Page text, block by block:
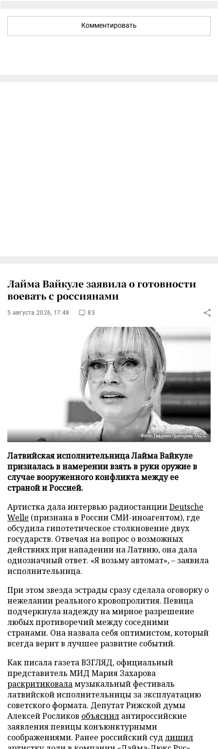
Комментировать
Лайма Вайкуле заявила о готовности
воевать с россиянами
5 августа 2026, 17:48 83
Фото: Гавриил Григоров/ТАСС
Латвийская исполнительница Лайма Вайкуле
призналась в намерении взять в руки оружие в
случае вооруженного конфликта между ее
страной и Россией.
Артистка дала интервью радиостанцииDeutsche
Welle (признана в России СМИ-иноагентом), где
обсудила гипотетическое столкновение двух
государств. Отвечая на вопрос о возможных
действиях при нападении на Латвию, она дала
однозначный ответ. «Я возьму автомат», – заявила
исполнительница.
При этом звезда эстрады сразу сделала оговорку о
нежелании реального кровопролития. Певица
подчеркнула надежду на мирное разрешение
любых противоречий между соседними
странами. Она назвала себя оптимистом, который
всегда верит в лучшее развитие событий.
Как писала газета ВЗГЛЯД, официальный
представитель МИД Мария Захарова
раскритиковаламузыкальный фестиваль
латвийской исполнительницы за эксплуатацию
советского формата. Депутат Рижской думы
Алексей Росликов объяснил антироссийские
заявления певицы конъюнктурными
соображениями. Ранее российский суд лишил